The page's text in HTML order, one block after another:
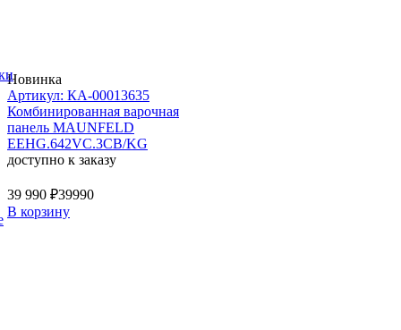
Новинка
Артикул: КА-00013635
Комбинированная варочная
панель MAUNFELD
EEHG.642VC.3CB/KG
доступно к заказу
39 990 ₽39990
В корзину